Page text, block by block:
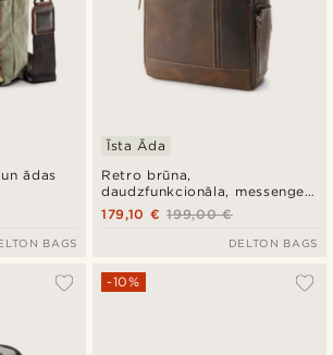
ādas
BAGS
Retro brūna,
daudzfunkcionāla, messenger
tipa ādas datorsoma
Īsta Āda
199,00 €
179,10 €
DELTON BAGS
-10%